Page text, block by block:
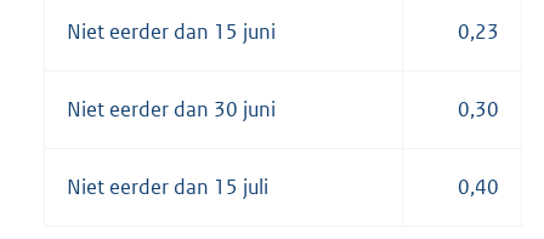
Niet eerder dan 15 juni 0,23
Niet eerder dan 30 juni 0,30
Niet eerder dan 15 juli 0,40